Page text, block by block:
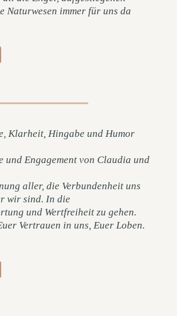
Naturwesen immer für uns da
Klarheit, Hingabe und Humor
und Engagement von Claudia und
aller, die Verbundenheit uns
wir sind. In die
und Wertfreiheit zu gehen.
Vertrauen in uns, Euer Loben.